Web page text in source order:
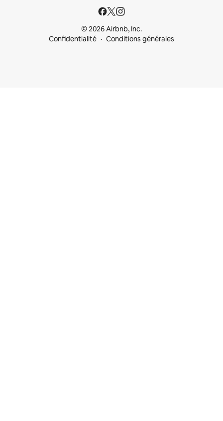
© 2026 Airbnb, Inc.
Confidentialité
Conditions générales